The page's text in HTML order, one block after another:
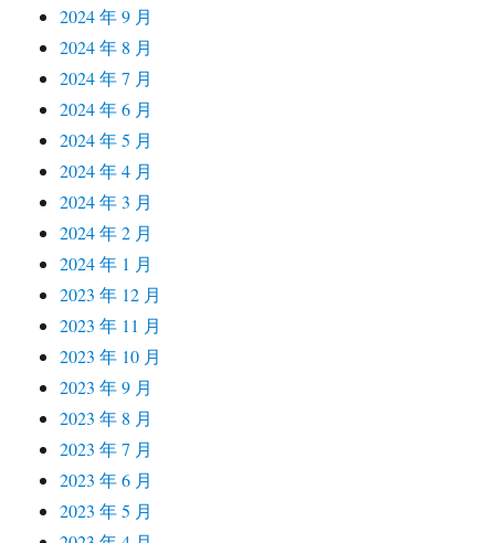
2024 年 9 月
2024 年 8 月
2024 年 7 月
2024 年 6 月
2024 年 5 月
2024 年 4 月
2024 年 3 月
2024 年 2 月
2024 年 1 月
2023 年 12 月
2023 年 11 月
2023 年 10 月
2023 年 9 月
2023 年 8 月
2023 年 7 月
2023 年 6 月
2023 年 5 月